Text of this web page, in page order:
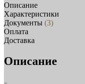
Описание
Характеристики
Документы (3)
Оплата
Доставка
Описание